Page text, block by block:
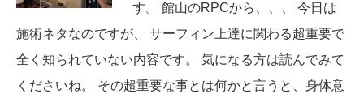
す。 館山のRPCから、、、 今日は
施術ネタなのですが、 サーフィン上達に関わる超重要で
全く知られていない内容です。 気になる方は読んでみて
くださいね。 その超重要な事とは何かと言うと、身体意